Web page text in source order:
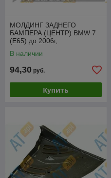
МОЛДИНГ ЗАДНЕГО
БАМПЕРА (ЦЕНТР) BMW 7
(E65) до 2006г,
В наличии
94,30 руб.
Купить